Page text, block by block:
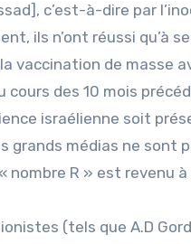
c’est-à-dire par
ils n’ont réussi qu’à
vaccination de masse
cours des 10 mois
israélienne soit
grands médias ne sont
nombre R » est revenu
(tels que A.D